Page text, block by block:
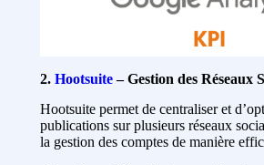
2. Hootsuite– Gestion des Réseaux
Hootsuite permet de centraliser et
publications sur plusieurs réseaux
la gestion des comptes de manière